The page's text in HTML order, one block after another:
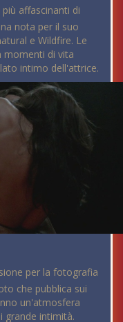
affascinanti di
nota per il suo
e Wildfire. Le
momenti di vita
intimo dell'attrice.
per la fotografia
che pubblica sui
un'atmosfera
grande intimità.